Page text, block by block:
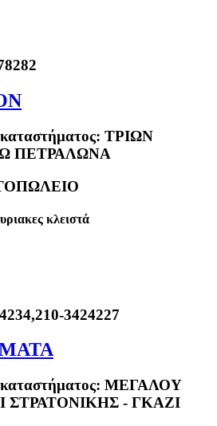
ΤΡΙΩΝ
ΠΕΤΡΑΛΩΝΑ
κλειστά
3424227
ΜΕΓΑΛΟΥ
ΣΤΡΑΤΟΝΙΚΗΣ - ΓΚΑΖΙ